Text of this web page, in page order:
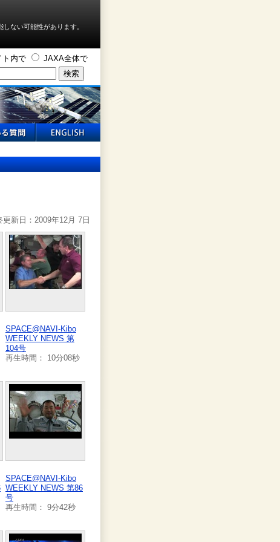
ない可能性があります。
ト内で JAXA全体で
更新日：2009年12月 7日
SPACE@NAVI-Kibo
WEEKLY NEWS 第
104号
再生時間： 10分08秒
SPACE@NAVI-Kibo
WEEKLY NEWS 第86
号
再生時間： 9分42秒